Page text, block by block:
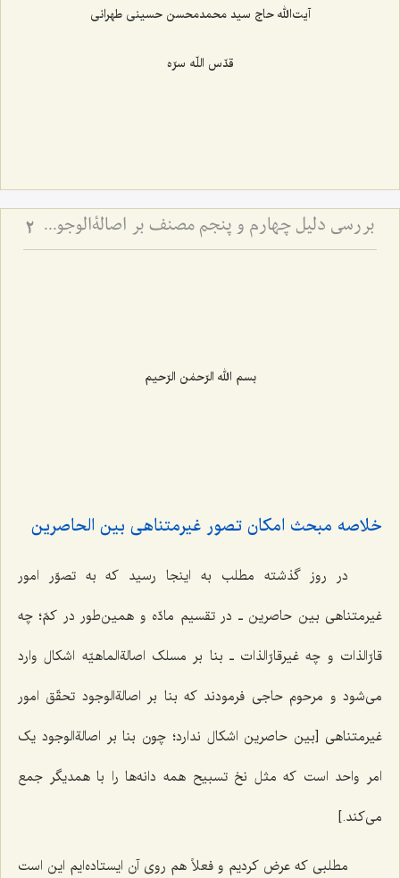
آیت‌الله حاج سید محمدمحسن حسینی طهرانی
قدّس اللّه سرّه
بررسی دلیل چهارم و پنجم مصنف بر اصالةالوجود - نقد کلام حاجی سبزواری در امکان تحقق امور غیرمتناهی بین حاصرین 2
بسم الله الرّحمٰن الرّحیم
خلاصه مبحث امکان تصور غیر‌متناهی بین الحاصرین
در روز گذشته مطلب به اینجا رسید که به تصوّر امور
غیرمتناهی بین حاصرین ـ در تقسیم مادّه و همین‌طور در کمّ؛ چه
قارّالذات و چه غیرقارّالذات ـ بنا بر مسلک اصالةالماهیّه اشکال وارد
می‌شود و مرحوم حاجی فرمودند که بنا بر اصالةالوجود تحقّق امور
غیرمتناهی [بین حاصرین اشکال ندارد؛ چون بنا بر اصالةالوجود یک
امر واحد است که مثل نخ تسبیح همه دانه‌ها را با همدیگر جمع
می‌کند.]
مطلبی که عرض کردیم و فعلاً هم روی آن ایستاده‌ایم این است